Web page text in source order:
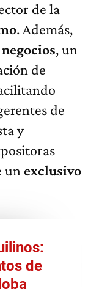
de la
. Además,
negocios, un
de
de
y
un exclusivo
de